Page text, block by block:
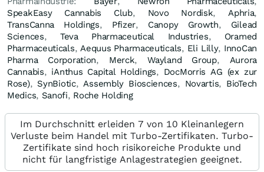
SpeakEasy Cannabis Club, Novo Nordisk,Aphria,
TransCanna Holdings, Pfizer, Canopy Growth, Gilead
Sciences, Teva Pharmaceutical Industries, Oramed
Pharmaceuticals,Aequus Pharmaceuticals, Eli Lilly, InnoCan
Pharma Corporation, Merck,Wayland Group, Aurora
Cannabis, iAnthus Capital Holdings, DocMorris AG (ex zur
Rose), SynBiotic,Assembly Biosciences, Novartis, BioTech
Medics, Sanofi, Roche Holding
Im Durchschnitt erleiden 7 von 10 Kleinanlegern
Verluste beim Handel mit Turbo-Zertifikaten. Turbo-
Zertifikate sind hoch risikoreiche Produkte und
nicht für langfristige Anlagestrategien geeignet.